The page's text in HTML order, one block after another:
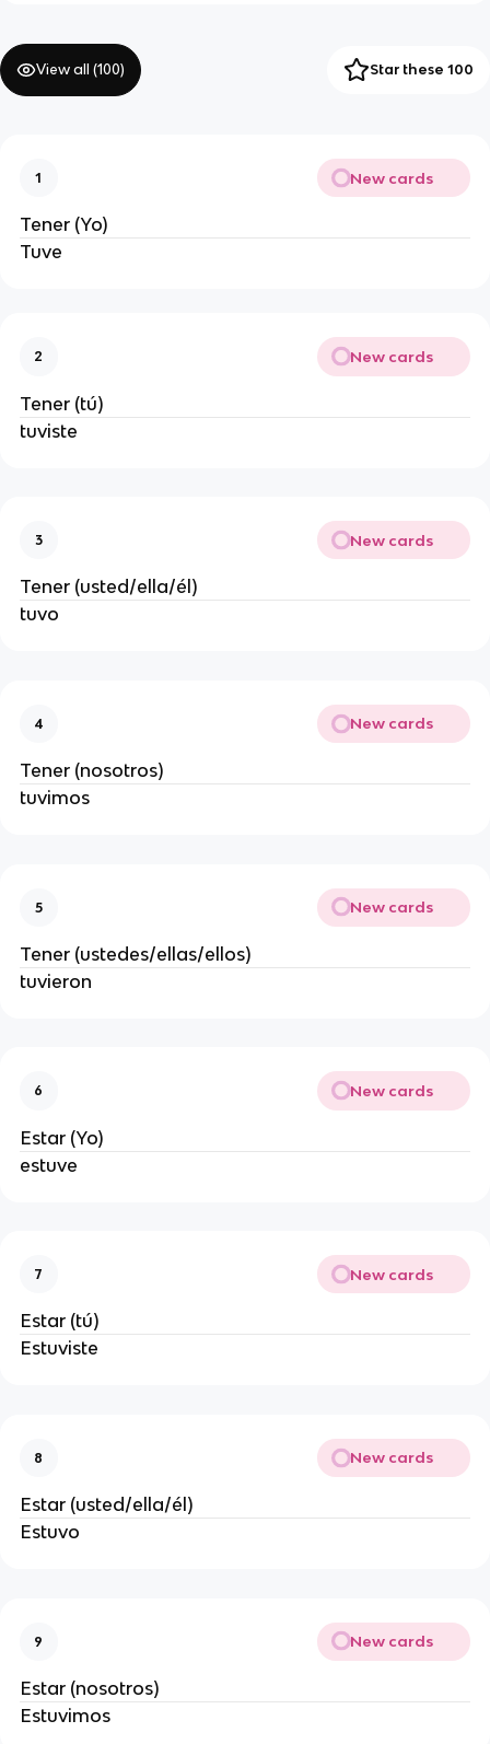
View all (100) Star these 100
1 New cards
Tener (Yo)
Tuve
2 New cards
Tener (tú)
tuviste
3 New cards
Tener (usted/ella/él)
tuvo
4 New cards
Tener (nosotros)
tuvimos
5 New cards
Tener (ustedes/ellas/ellos)
tuvieron
6 New cards
Estar (Yo)
estuve
7 New cards
Estar (tú)
Estuviste
8 New cards
Estar (usted/ella/él)
Estuvo
9 New cards
Estar (nosotros)
Estuvimos